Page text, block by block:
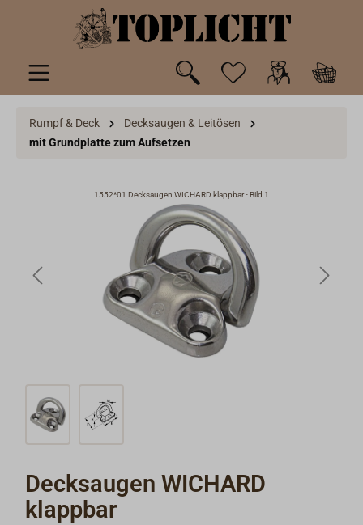
springen
Rumpf & Deck
Decksaugen & Leitösen
mit Grundplatte zum Aufsetzen
1552*01 Decksaugen WICHARD klappbar - Bild 1
Decksaugen WICHARD
klappbar